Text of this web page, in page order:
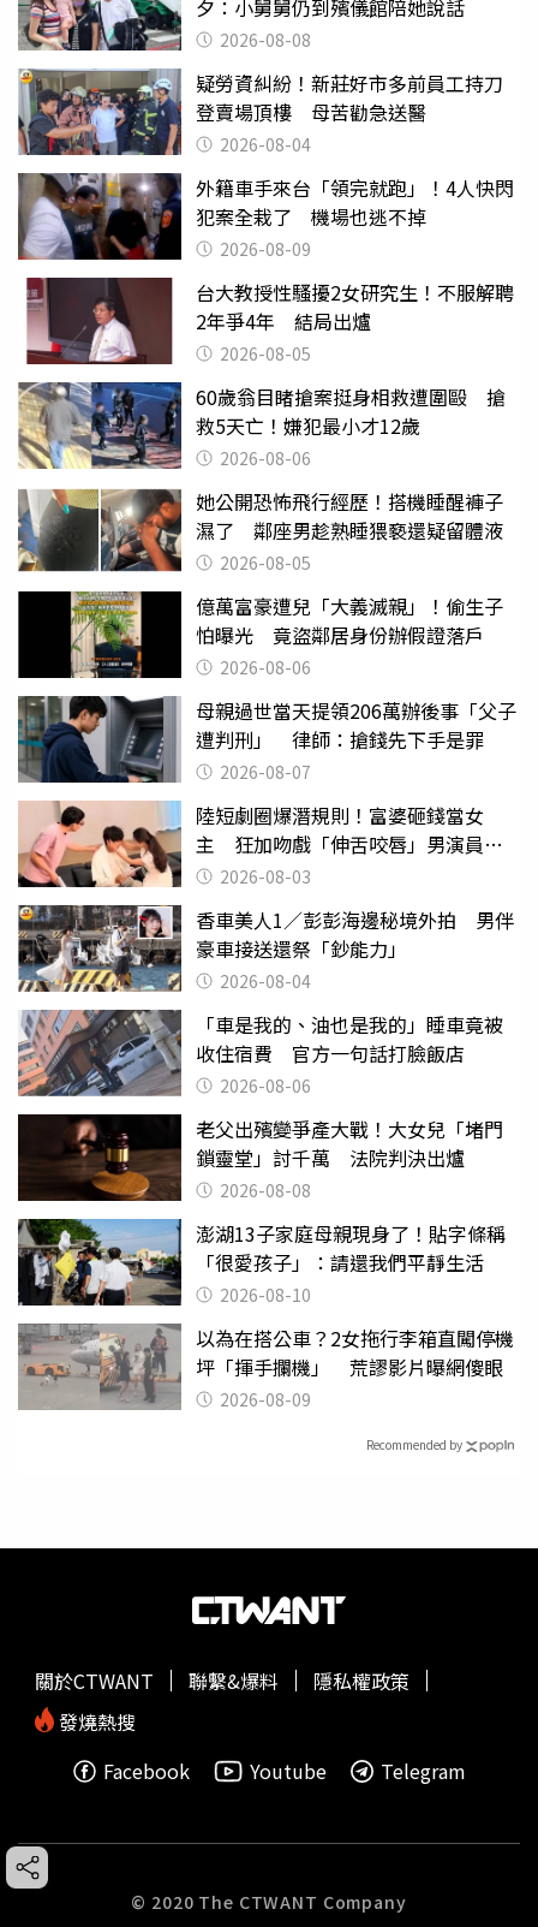
夕：小舅舅仍到殯儀館陪她說話
2026-08-08
疑勞資糾紛！新莊好市多前員工持刀
登賣場頂樓 母苦勸急送醫
2026-08-04
外籍車手來台「領完就跑」！4人快閃
犯案全栽了 機場也逃不掉
2026-08-09
台大教授性騷擾2女研究生！不服解聘
2年爭4年 結局出爐
2026-08-05
60歲翁目睹搶案挺身相救遭圍毆 搶
救5天亡！嫌犯最小才12歲
2026-08-06
她公開恐怖飛行經歷！搭機睡醒褲子
濕了 鄰座男趁熟睡猥褻還疑留體液
2026-08-05
億萬富豪遭兒「大義滅親」！偷生子
怕曝光 竟盜鄰居身份辦假證落戶
2026-08-06
母親過世當天提領206萬辦後事「父子
遭判刑」 律師：搶錢先下手是罪
2026-08-07
陸短劇圈爆潛規則！富婆砸錢當女
主 狂加吻戲「伸舌咬唇」男演員崩
潰 2026-08-03
香車美人1／彭彭海邊秘境外拍 男伴
豪車接送還祭「鈔能力」
2026-08-04
「車是我的、油也是我的」睡車竟被
收住宿費 官方一句話打臉飯店
2026-08-06
老父出殯變爭產大戰！大女兒「堵門
鎖靈堂」討千萬 法院判決出爐
2026-08-08
澎湖13子家庭母親現身了！貼字條稱
「很愛孩子」：請還我們平靜生活
2026-08-10
以為在搭公車？2女拖行李箱直闖停機
坪「揮手攔機」 荒謬影片曝網傻眼
2026-08-09
Recommended by
關於CTWANT 聯繫&爆料
隱私權政策
發燒熱搜
Facebook
Youtube Telegram
© 2020 The CTWANT Company